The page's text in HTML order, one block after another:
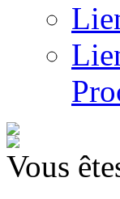
Vous